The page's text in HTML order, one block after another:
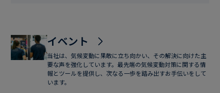
イベント
当社は、気候変動に果敢に立ち向かい、その解決に向けた主
要な声を強化しています。最先端の気候変動対策に関する情
報とツールを提供し、次なる一歩を踏み出すお手伝いをして
います。